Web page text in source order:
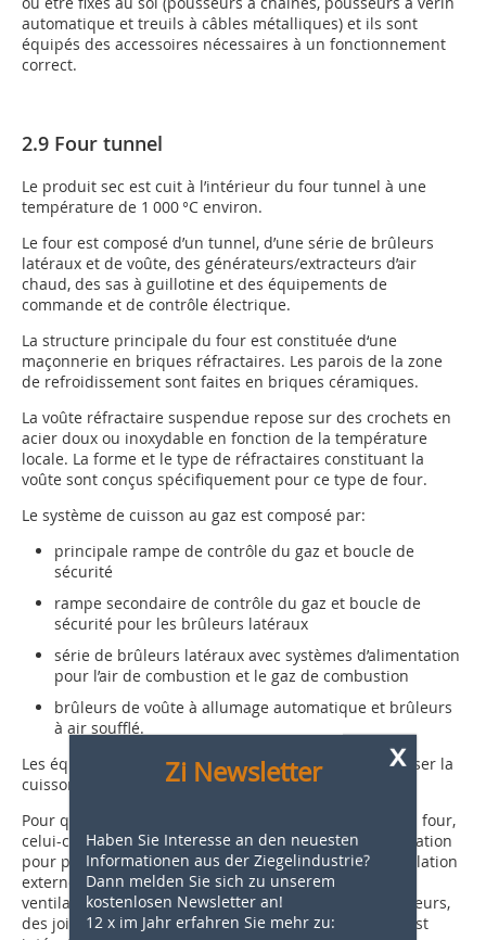
automatique et treuils à câbles métalliques) et ils sont
équipés des accessoires nécessaires à un fonctionnement
correct.
2.9 Four tunnel
Le produit sec est cuit à l’intérieur du four tunnel à une
température de 1 000 °C environ.
Le four est composé d’un tunnel, d’une série de brûleurs
latéraux et de voûte, des générateurs/extracteurs d’air
chaud, des sas à guillotine et des équipements de
commande et de contrôle électrique.
La structure principale du four est constituée d‘une
maçonnerie en briques réfractaires. Les parois de la zone
de refroidissement sont faites en briques céramiques.
La voûte réfractaire suspendue repose sur des crochets en
acier doux ou inoxydable en fonction de la température
locale. La forme et le type de réfractaires constituant la
voûte sont conçus spécifiquement pour ce type de four.
Le système de cuisson au gaz est composé par:
principale rampe de contrôle du gaz et boucle de
sécurité
rampe secondaire de contrôle du gaz et boucle de
sécurité pour les brûleurs latéraux
série de brûleurs latéraux avec systèmes d’alimentation
pour l’air de combustion et le gaz de combustion
brûleurs de voûte à allumage automatique et brûleurs
à air soufflé.
Les équipements installés sont nécessaires pour réaliser la
cuisson et atteindre les températures requises
Pour que les flux d‘air soient uniformes à l’intérieur du four,
celui-ci a été équipé d‘une série de systèmes de ventilation
pour pulser ou extraire l‘air. Les équipements de ventilation
externe incluent des ventilateurs centrifuges, des
ventilateurs axiaux, des sas à ventaux et leurs actionneurs,
des joints de dilatation et des accessoires. Comme il est
x
Zi Newsletter
Haben Sie Interesse an den neuesten
Informationen aus der Ziegelindustrie?
Dann melden Sie sich zu unserem
kostenlosen Newsletter an!
12 x im Jahr erfahren Sie mehr zu: